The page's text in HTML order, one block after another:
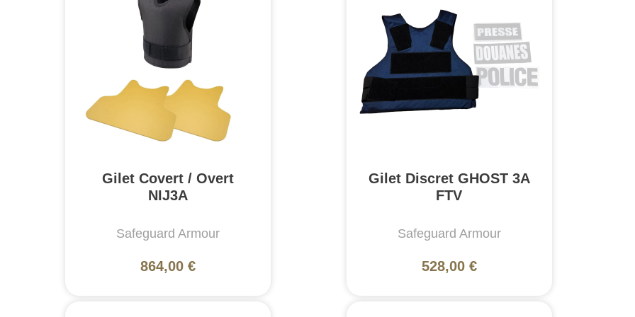
Gilet Covert / Overt
NIJ3A
Safeguard Armour
864,00 €
Gilet Discret GHOST 3A
FTV
Safeguard Armour
528,00 €